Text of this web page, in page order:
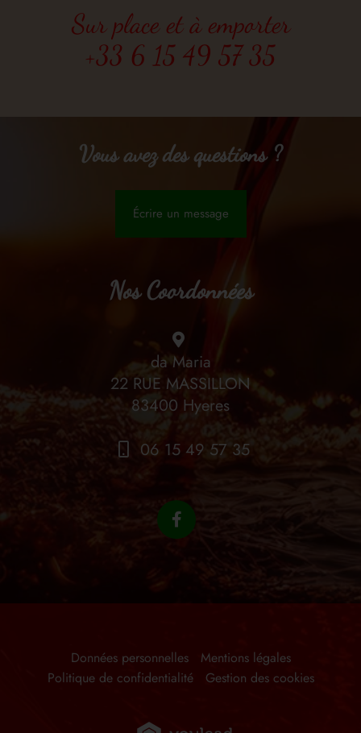
Sur place et à emporter
+33 6 15 49 57 35
Vous avez des questions ?
Écrire un message
Nos Coordonnées
da Maria
22 RUE MASSILLON
83400 Hyeres
06 15 49 57 35
Données personnelles
Mentions légales
Politique de confidentialité
Gestion des cookies